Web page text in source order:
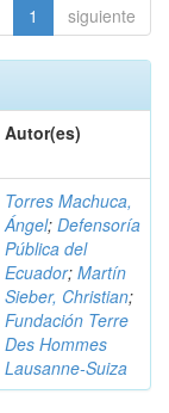
1 siguiente
Autor(es)
Torres Machuca,
Ángel; Defensoría
Pública del
Ecuador; Martín
Sieber, Christian;
Fundación Terre
Des Hommes
Lausanne-Suiza